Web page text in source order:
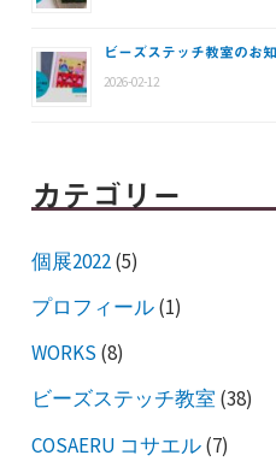
ビーズステッチ教室のお
2026-02-12
カテゴリー
個展2022(5)
プロフィール(1)
WORKS (8)
ビーズステッチ教室 (38)
COSAERU コサエル(7)